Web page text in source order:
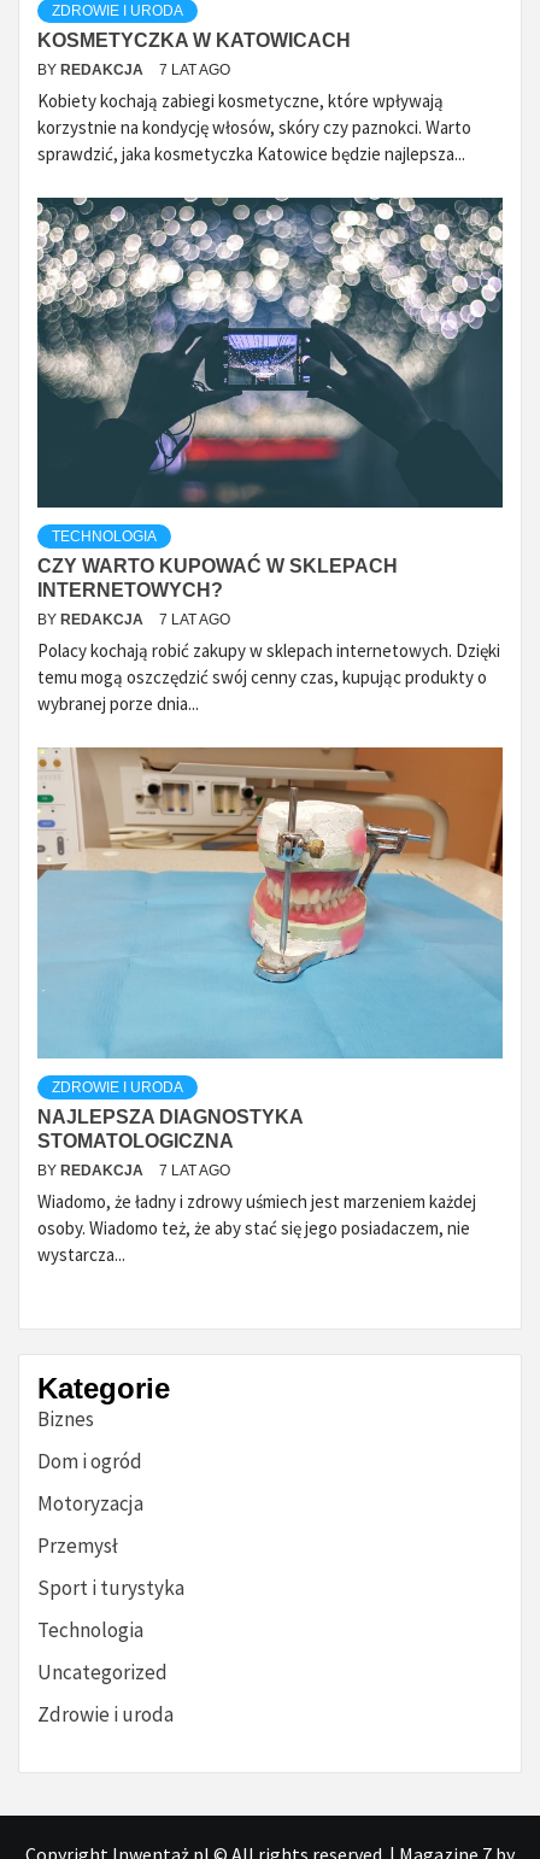
ZDROWIE I URODA
KOSMETYCZKA W KATOWICACH
BY REDAKCJA 7 LAT AGO
Kobiety kochają zabiegi kosmetyczne, które wpływają
korzystnie na kondycję włosów, skóry czy paznokci. Warto
sprawdzić, jaka kosmetyczka Katowice będzie najlepsza...
TECHNOLOGIA
CZY WARTO KUPOWAĆ W SKLEPACH
INTERNETOWYCH?
BY REDAKCJA 7 LAT AGO
Polacy kochają robić zakupy w sklepach internetowych. Dzięki
temu mogą oszczędzić swój cenny czas, kupując produkty o
wybranej porze dnia...
ZDROWIE I URODA
NAJLEPSZA DIAGNOSTYKA
STOMATOLOGICZNA
BY REDAKCJA 7 LAT AGO
Wiadomo, że ładny i zdrowy uśmiech jest marzeniem każdej
osoby. Wiadomo też, że aby stać się jego posiadaczem, nie
wystarcza...
Kategorie
Biznes
Dom i ogród
Motoryzacja
Przemysł
Sport i turystyka
Technologia
Uncategorized
Zdrowie i uroda
Copyright Inwentaż.pl © All rights reserved. | Magazine 7 by